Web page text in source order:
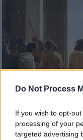
Do Not Process
If you wish to opt-
processing of your
targeted advertising
Κόσμος|